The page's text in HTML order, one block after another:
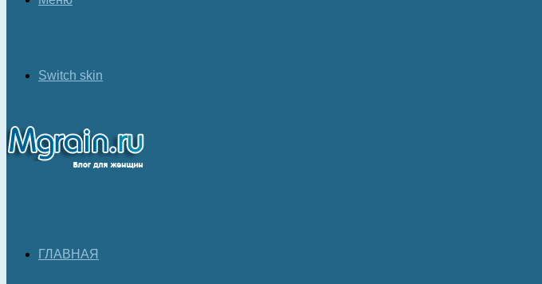
Switch skin
ГЛАВНАЯ